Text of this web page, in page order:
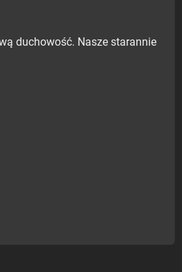
duchowość. Nasze starannie